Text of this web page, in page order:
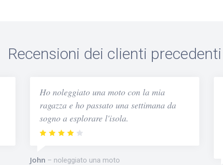
Recensioni dei clienti precedenti
Ho noleggiato una moto con la mia
ragazza e ho passato una settimana da
sogno a esplorare l'isola.
John noleggiato una moto